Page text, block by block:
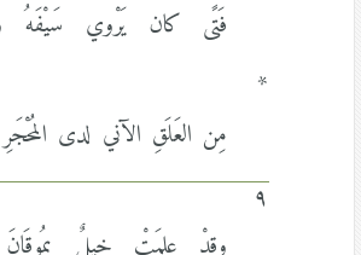
فَتًى كان يَرْوي سَيْفَهُ
*
مِن العَلَقِ الآني لدى المُحْجَرِ
٩